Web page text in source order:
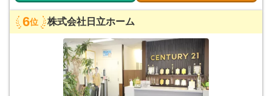
6位 株式会社日立ホーム